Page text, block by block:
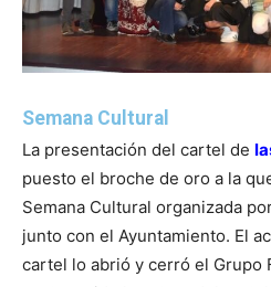
Semana Cultural
La presentación del cartel de
puesto el broche de oro a la
Semana Cultural organizada
junto con el Ayuntamiento. El
cartel lo abrió y cerró el Grupo